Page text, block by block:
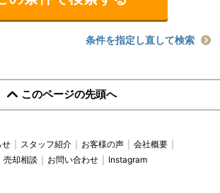
条件を指定し直して検索
このページの先頭へ
せ スタッフ紹介 お客様の声
会社概要
売却相談 お問い合わせ Instagram